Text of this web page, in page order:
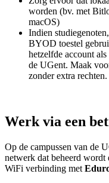
worden (bv. met
macOS)
Indien
BYOD toestel
hetzelfde account
de UGent. Maak
zonder extra rechten.
Werk via een
Op de campussen van de
netwerk dat beheerd
WiFi verbinding met